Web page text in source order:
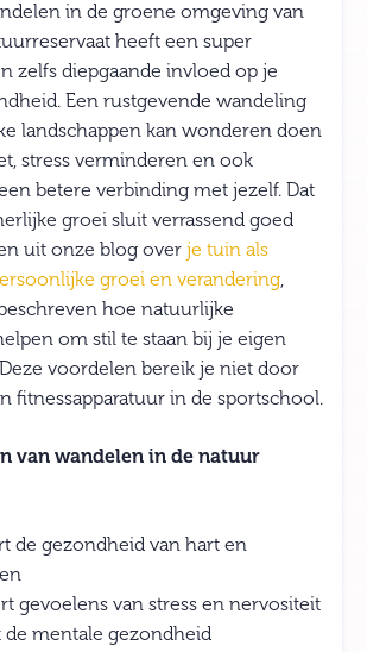
in de groene omgeving van
heeft een super
zelfs diepgaande invloed op je
Een rustgevende wandeling
landschappen kan wonderen doen
stress verminderen en ook
betere verbinding met jezelf. Dat
groei sluit verrassend goed
uit onze blog over je tuin als
groei en verandering,
hoe natuurlijke
om stil te staan bij je eigen
Deze voordelen bereik je niet door
fitnessapparatuur in de sportschool.
van wandelen in de natuur
de gezondheid van hart en
gevoelens van stress en nervositeit
de mentale gezondheid